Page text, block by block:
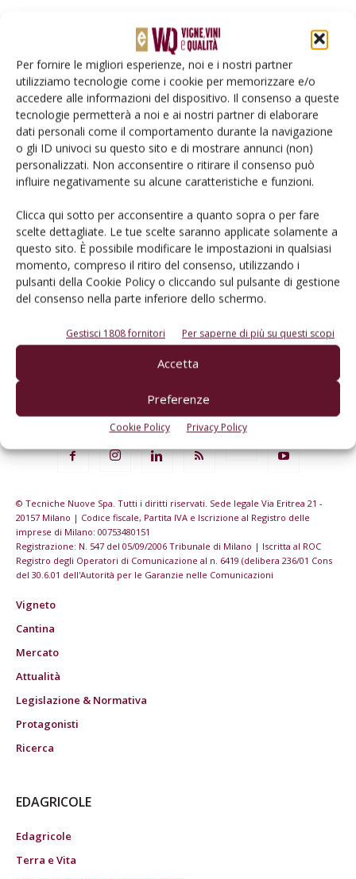
Per fornire le migliori esperienze, noi e i nostri partner
utilizziamo tecnologie come i cookie per memorizzare e/o
accedere alle informazioni del dispositivo. Il consenso a queste
tecnologie permetterà a noi e ai nostri partner di elaborare
dati personali come il comportamento durante la navigazione
o gli ID univoci su questo sito e di mostrare annunci (non)
personalizzati. Non acconsentire o ritirare il consenso può
influire negativamente su alcune caratteristiche e funzioni.
Clicca qui sotto per acconsentire a quanto sopra o per fare
scelte dettagliate. Le tue scelte saranno applicate solamente a
questo sito. È possibile modificare le impostazioni in qualsiasi
momento, compreso il ritiro del consenso, utilizzando i
pulsanti della Cookie Policy o cliccando sul pulsante di gestione
del consenso nella parte inferiore dello schermo.
Gestisci 1808 fornitori Per saperne di più su questi scopi
Accetta
Preferenze
Cookie Policy Privacy Policy
Rimani aggiornato sul mondo
dell’agricoltura
Iscriviti alle nostre newsletter
© Tecniche Nuove Spa. Tutti i diritti riservati. Sede legale Via Eritrea 21 -
20157 Milano | Codice fiscale, Partita IVA e Iscrizione al Registro delle
imprese di Milano: 00753480151
Registrazione: N. 547 del 05/09/2006 Tribunale di Milano | Iscritta al ROC
Registro degli Operatori di Comunicazione al n. 6419 (delibera 236/01 Cons
del 30.6.01 dell'Autorità per le Garanzie nelle Comunicazioni
Vigneto
Cantina
Mercato
Attualità
Legislazione & Normativa
Protagonisti
Ricerca
EDAGRICOLE
Edagricole
Terra e Vita